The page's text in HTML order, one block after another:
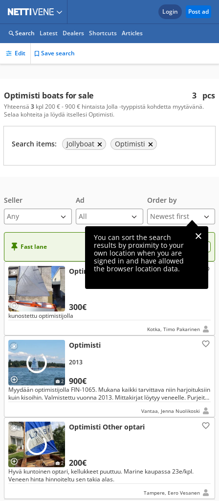
Login Post ad
Search Latest Dealers Shortcuts Articles
Edit Save search
3 pcs
Optimisti boats for sale
Yhteensä 3 kpl 200 € - 900 € hintaista Jolla -tyyppistä kohdetta myytävänä.
Selaa kohteita ja löydä itsellesi Optimisti.
Search items: Jollyboat Optimisti
Seller Ad Order by
You can sort the search
results by proximity to your
own location when you are
signed in and have allowed
the browser location data.
Fast lane Want more visibility to your ad?
Optimisti
300€
kunostettu optimistijolla
Kotka, Timo Pakarinen
2
Optimisti
900€
2013
Myydään optimistijolla FIN-1065. Mukana kaikki tarvittava niin harjoituksiin
kuin kisoihin. Valmistettu vuonna 2013. Mittakirjat löytyy veneelle. Purjeita
Vantaa, Jenna Nuolikoski
2
Optimisti Other optari
200€
Hyvä kuntoinen optari, kellukkeet puuttuu. Marine kaupassa 23e/kpl.
Veneen hinta hinnoiteltu sen takia alas.
Tampere, Eero Vesanen